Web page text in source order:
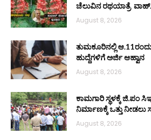
ಚೆಲುವಿನ ರಥಯಾತ್ರೆ
August 8, 2026
ತುಮಕೂರಿನಲ್ಲಿ
ಹುದ್ದೆಗಳಿಗೆ ಅರ್ಜಿ ಆಹ್ವಾನ
August 8, 2026
ಕಾಮಗಾರಿ ಸ್ಥಳಕ್ಕೆ ಜಿ.ಪಂ
ನಿರ್ಮಾಣಕ್ಕೆ ಒತ್ತು
August 8, 2026